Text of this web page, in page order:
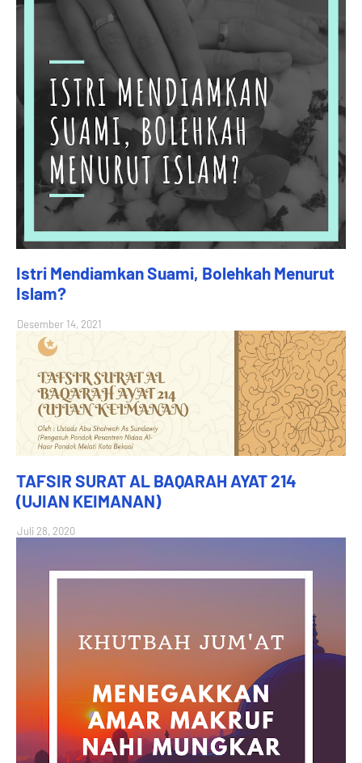
Istri Mendiamkan Suami, Bolehkah Menurut
Islam?
Desember 14, 2021
TAFSIR SURAT AL BAQARAH AYAT 214
(UJIAN KEIMANAN)
Juli 28, 2020